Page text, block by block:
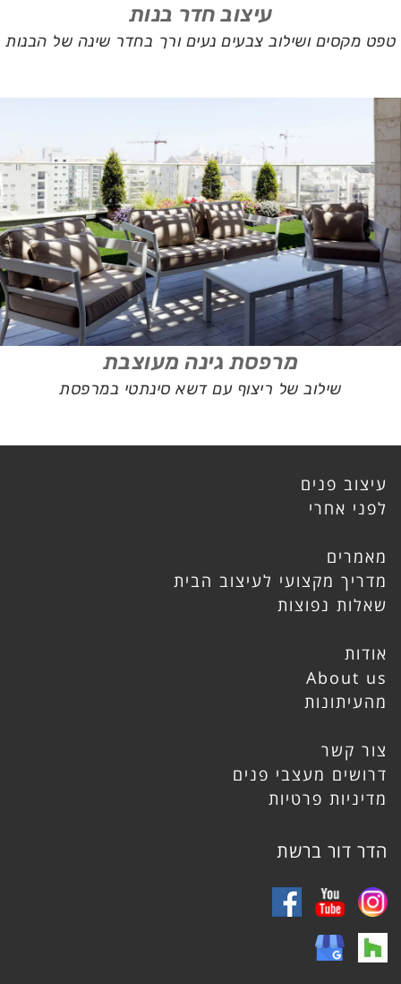
עיצוב חדר בנות
טפט מקסים ושילוב צבעים נעים ורך בחדר שינה של הבנות
מרפסת גינה מעוצבת
שילוב של ריצוף עם דשא סינתטי במרפסת
עיצוב פנים
לפני אחרי
מאמרים
מדריך מקצועי לעיצוב הבית
שאלות נפוצות
אודות
About us
מהעיתונות
צור קשר
דרושים מעצבי פנים
מדיניות פרטיות
הדר דור ברשת